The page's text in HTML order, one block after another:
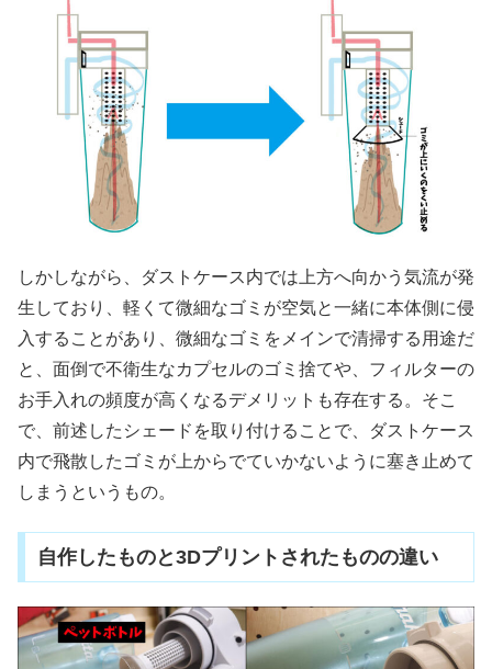
しかしながら、ダストケース内では上方へ向かう気流が発
生しており、軽くて微細なゴミが空気と一緒に本体側に侵
入することがあり、微細なゴミをメインで清掃する用途だ
と、面倒で不衛生なカプセルのゴミ捨てや、フィルターの
お手入れの頻度が高くなるデメリットも存在する。そこ
で、前述したシェードを取り付けることで、ダストケース
内で飛散したゴミが上からでていかないように塞き止めて
しまうというもの。
自作したものと3Dプリントされたものの違い